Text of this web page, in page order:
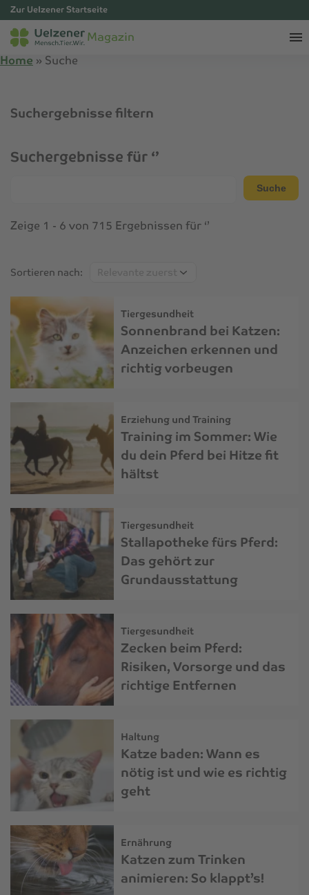
Zur Uelzener Startseite
Magazin
Home » Suche
Suchergebnisse filtern
Suchergebnisse für ‘’
Suche
Zeige 1 - 6 von 715 Ergebnissen für ‘’
Sortieren nach:
Tiergesundheit
Sonnenbrand bei Katzen:
Anzeichen erkennen und
richtig vorbeugen
Erziehung und Training
Training im Sommer: Wie
du dein Pferd bei Hitze fit
hältst
Tiergesundheit
Stallapotheke fürs Pferd:
Das gehört zur
Grundausstattung
Tiergesundheit
Zecken beim Pferd:
Risiken, Vorsorge und das
richtige Entfernen
Haltung
Katze baden: Wann es
nötig ist und wie es richtig
geht
Ernährung
Katzen zum Trinken
animieren: So klappt’s!